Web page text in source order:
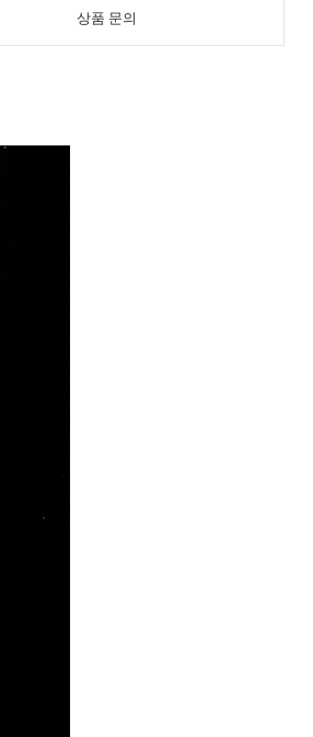
상품 문의